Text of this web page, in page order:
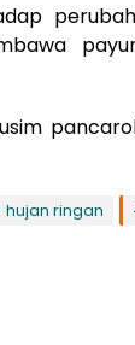
hujan ringan